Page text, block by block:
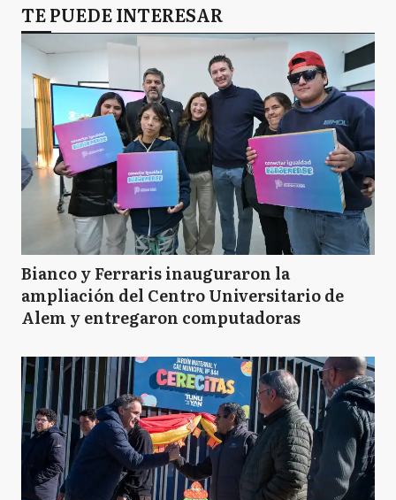
TE PUEDE INTERESAR
Bianco y Ferraris inauguraron la
ampliación del Centro Universitario de
Alem y entregaron computadoras